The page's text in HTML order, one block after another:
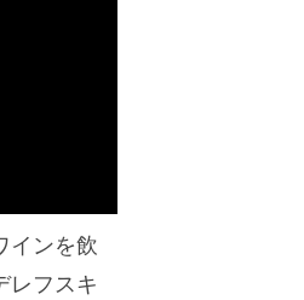
インを飲
レフスキ